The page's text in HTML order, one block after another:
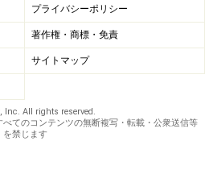
プライバシーポリシー
著作権・商標・免責
サイトマップ
Inc. All rights reserved.
てのコンテンツの無断複写・転載・公衆送信等
を禁じます